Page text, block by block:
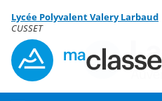
Menu de la rubrique
Contenu
Lycée Polyvalent Valery Larbaud
CUSSET